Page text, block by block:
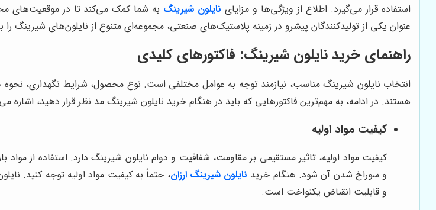
استفاده قرار می‌گیرد. اطلاع از ویژگی‌ها و مزایای نایلون شیرینگ به شما کمک می‌کند تا در موقعیت‌های
عنوان یکی از تولیدکنندگان پیشرو در زمینه پلاستیک‌های صنعتی، مجموعه‌ای متنوع از نایلون‌های شیرینگ
راهنمای خرید نایلون شیرینگ: فاکتورهای کلیدی
انتخاب نایلون شیرینگ مناسب، نیازمند توجه به عوامل مختلفی است. نوع محصول، شرایط نگهداری،
هستند. در ادامه، به مهم‌ترین فاکتورهایی که باید در هنگام خرید نایلون شیرینگ مد نظر قرار دهید، اشاره
کیفیت مواد اولیه
کیفیت مواد اولیه، تاثیر مستقیمی بر مقاومت، شفافیت و دوام نایلون شیرینگ دارد. استفاده از
و سوراخ شدن آن شود. هنگام خرید نایلون شیرینگ ارزان، حتماً به کیفیت مواد اولیه توجه کنید.
و قابلیت انقباض یکنواخت است.